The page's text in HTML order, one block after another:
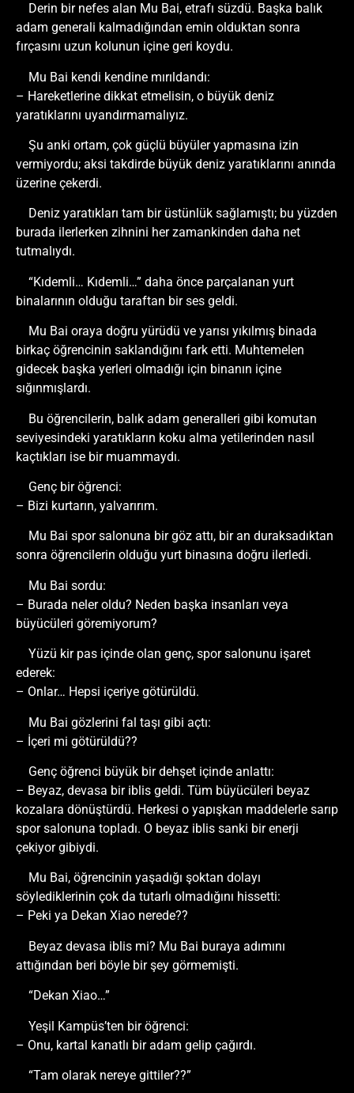
Derin bir nefes alan Mu Bai, etrafı süzdü. Başka balık
adam generali kalmadığından emin olduktan sonra
fırçasını uzun kolunun içine geri koydu.
Mu Bai kendi kendine mırıldandı:
– Hareketlerine dikkat etmelisin, o büyük deniz
yaratıklarını uyandırmamalıyız.
Şu anki ortam, çok güçlü büyüler yapmasına izin
vermiyordu; aksi takdirde büyük deniz yaratıklarını anında
üzerine çekerdi.
Deniz yaratıkları tam bir üstünlük sağlamıştı; bu yüzden
burada ilerlerken zihnini her zamankinden daha net
tutmalıydı.
“Kıdemli… Kıdemli…” daha önce parçalanan yurt
binalarının olduğu taraftan bir ses geldi.
Mu Bai oraya doğru yürüdü ve yarısı yıkılmış binada
birkaç öğrencinin saklandığını fark etti. Muhtemelen
gidecek başka yerleri olmadığı için binanın içine
sığınmışlardı.
Bu öğrencilerin, balık adam generalleri gibi komutan
seviyesindeki yaratıkların koku alma yetilerinden nasıl
kaçtıkları ise bir muammaydı.
Genç bir öğrenci:
– Bizi kurtarın, yalvarırım.
Mu Bai spor salonuna bir göz attı, bir an duraksadıktan
sonra öğrencilerin olduğu yurt binasına doğru ilerledi.
Mu Bai sordu:
– Burada neler oldu? Neden başka insanları veya
büyücüleri göremiyorum?
Yüzü kir pas içinde olan genç, spor salonunu işaret
ederek:
– Onlar… Hepsi içeriye götürüldü.
Mu Bai gözlerini fal taşı gibi açtı:
– İçeri mi götürüldü??
Genç öğrenci büyük bir dehşet içinde anlattı:
– Beyaz, devasa bir iblis geldi. Tüm büyücüleri beyaz
kozalara dönüştürdü. Herkesi o yapışkan maddelerle sarıp
spor salonuna topladı. O beyaz iblis sanki bir enerji
çekiyor gibiydi.
Mu Bai, öğrencinin yaşadığı şoktan dolayı
söylediklerinin çok da tutarlı olmadığını hissetti:
– Peki ya Dekan Xiao nerede??
Beyaz devasa iblis mi? Mu Bai buraya adımını
attığından beri böyle bir şey görmemişti.
“Dekan Xiao…”
Yeşil Kampüs’ten bir öğrenci:
– Onu, kartal kanatlı bir adam gelip çağırdı.
“Tam olarak nereye gittiler??”